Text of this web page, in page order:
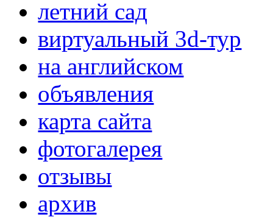
летний сад
виртуальный 3d-тур
на английском
объявления
карта сайта
фотогалерея
отзывы
архив